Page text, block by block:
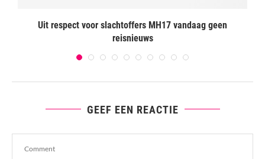
Uit respect voor slachtoffers MH17 vandaag geen
reisnieuws
GEEF EEN REACTIE